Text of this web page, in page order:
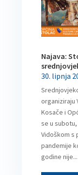
Najava:
30. lipnja
organiziraju
Kosače i
se u subotu,
Vidoškom s
pandemije
godine nije...